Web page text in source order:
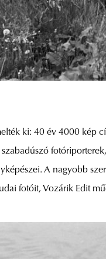
ki: 40 év 4000 kép
A nagyobb
fotóit, Vozárik Edit